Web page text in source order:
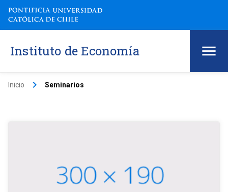
Instituto de Economía
Inicio keyboard_arrow_right Seminarios